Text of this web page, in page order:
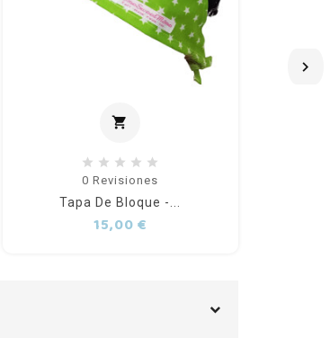
shopping_cart
0 Revisiones
Tapa De Bloque -...
15,00 €
